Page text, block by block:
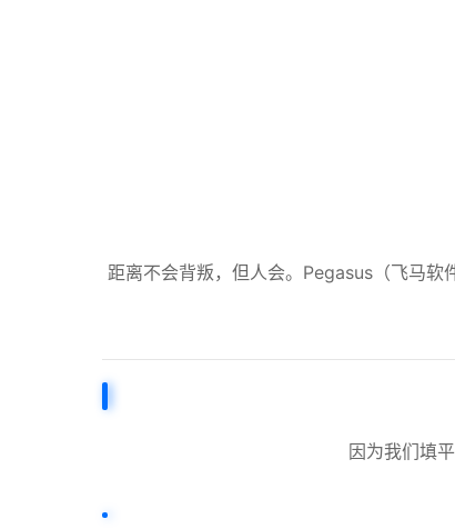
距离不会背叛，但人会。Pegasus（飞马
因为我们填